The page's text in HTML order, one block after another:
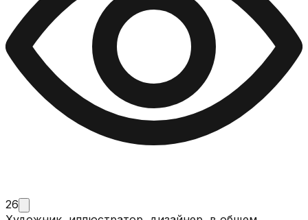
26